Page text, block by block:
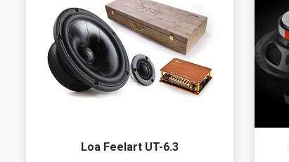
Loa Feelart UT-6.3